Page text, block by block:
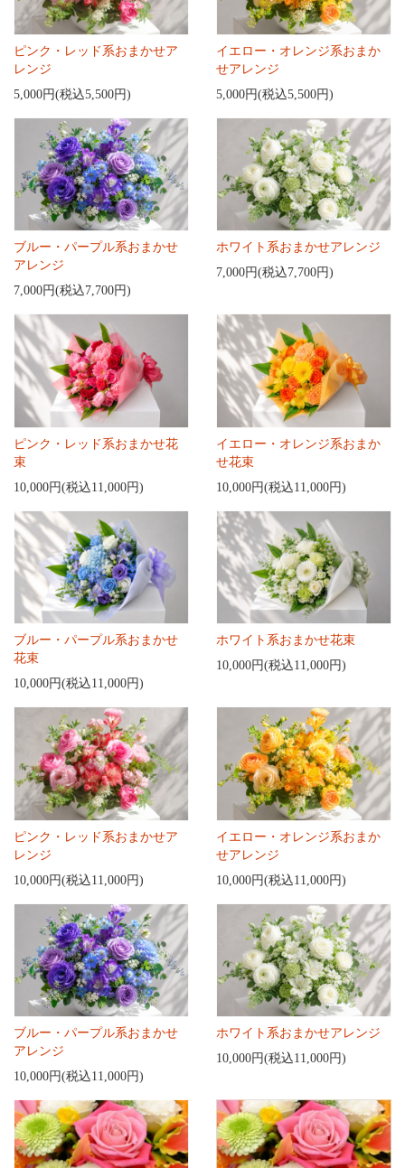
ピンク・レッド系おまかせア
レンジ
5,000円(税込5,500円)
イエロー・オレンジ系おまか
せアレンジ
5,000円(税込5,500円)
ブルー・パープル系おまかせ
アレンジ
7,000円(税込7,700円)
ホワイト系おまかせアレンジ
7,000円(税込7,700円)
ピンク・レッド系おまかせ花
束
10,000円(税込11,000円)
イエロー・オレンジ系おまか
せ花束
10,000円(税込11,000円)
ブルー・パープル系おまかせ
花束
10,000円(税込11,000円)
ホワイト系おまかせ花束
10,000円(税込11,000円)
ピンク・レッド系おまかせア
レンジ
10,000円(税込11,000円)
イエロー・オレンジ系おまか
せアレンジ
10,000円(税込11,000円)
ブルー・パープル系おまかせ
アレンジ
10,000円(税込11,000円)
ホワイト系おまかせアレンジ
10,000円(税込11,000円)